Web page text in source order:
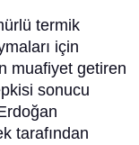
termik
için
muafiyet getiren
sonucu
tarafından